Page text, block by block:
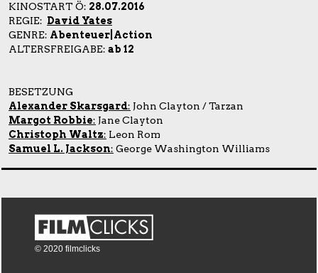
KINOSTART Ö: 28.07.2016
REGIE: David Yates
GENRE: Abenteuer|Action
ALTERSFREIGABE: ab 12
BESETZUNG
Alexander Skarsgard: John Clayton / Tarzan
Margot Robbie: Jane Clayton
Christoph Waltz: Leon Rom
Samuel L. Jackson: George Washington Williams
© 2020 filmclicks